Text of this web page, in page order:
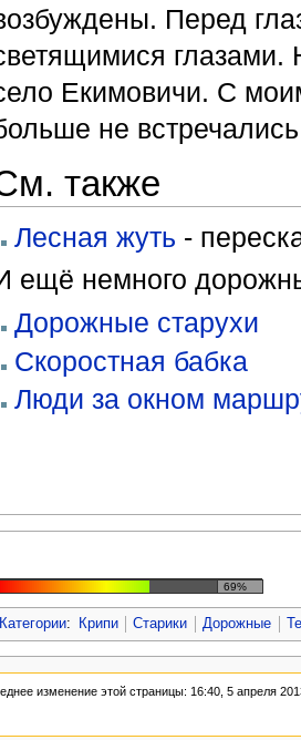
Перед
Екимовичи. С
не
также
Лесная жуть -
ещё немного
Дорожные старухи
Скоростная бабка
Люди за окном
69%
Категории: Крипи Старики Дорожные
изменение этой страницы: 16:40, 5 апреля